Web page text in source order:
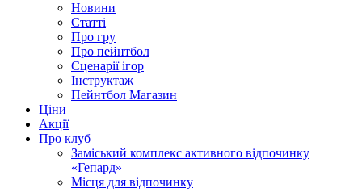
Новини
Статті
Про гру
Про пейнтбол
Сценарії ігор
Інструктаж
Пейнтбол Магазин
Ціни
Акції
Про клуб
Заміський комплекс активного відпочинку
«Гепард»
Місця для відпочинку